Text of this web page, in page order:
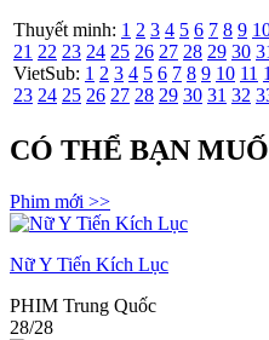
Thuyết minh: 1 2 3 4 5 6 7 8 9
21 22 23 24 25 26 27 28 29 30
VietSub: 1 2 3 4 5 6 7 8 9 10 11
23 24 25 26 27 28 29 30 31 32
CÓ THỂ BẠN
Phim mới >>
Nữ Y Tiến Kích Lục
PHIM Trung Quốc
28/28